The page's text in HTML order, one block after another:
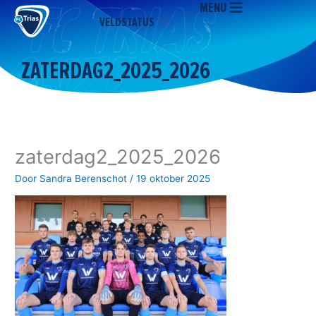
naar
inhoud
VELDSTATUS
MENU
ZATERDAG2_2025_2026
zaterdag2_2025_2026
Door Sandra Berenschot /19 oktober 2025